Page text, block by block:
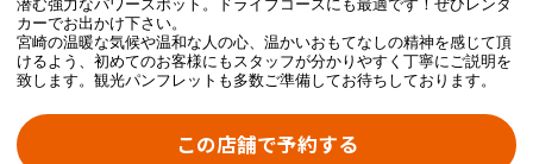
潜む強力なパワースポット。ドライブコースにも最適です！ぜひレンタ
カーでお出かけ下さい。
宮崎の温暖な気候や温和な人の心、温かいおもてなしの精神を感じて頂
けるよう、初めてのお客様にもスタッフが分かりやすく丁寧にご説明を
致します。観光パンフレットも多数ご準備してお待ちしております。
この店舗で予約する